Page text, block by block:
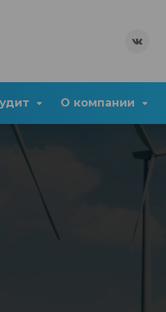
О компании